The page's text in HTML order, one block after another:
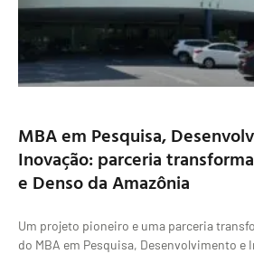
MBA em Pesquisa,
Inovação: parceria
e Denso da Amazônia
Um projeto pioneiro e uma parceria
do MBA em Pesquisa, Desenvolvimento e